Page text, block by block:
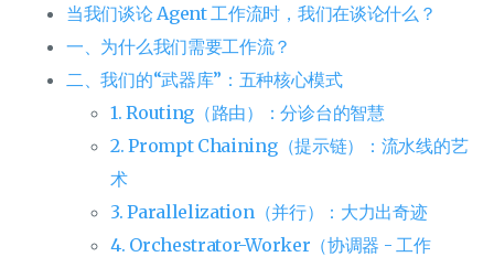
当我们谈论 Agent 工作流时，我们在谈论什么？
一、为什么我们需要工作流？
二、我们的“武器库”：五种核心模式
1. Routing（路由）：分诊台的智慧
2. Prompt Chaining（提示链）：流水线的艺
术
3. Parallelization（并行）：大力出奇迹
4. Orchestrator-Worker（协调器 - 工作